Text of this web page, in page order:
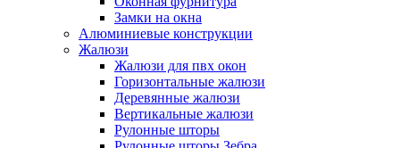
Замки на окна
Алюминиевые конструкции
Жалюзи
Жалюзи для пвх окон
Горизонтальные жалюзи
Деревянные жалюзи
Вертикальные жалюзи
Рулонные шторы